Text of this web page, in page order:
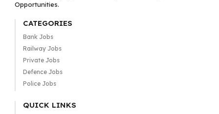
Opportunities.
CATEGORIES
Bank Jobs
Railway Jobs
Private Jobs
Defence Jobs
Police Jobs
QUICK LINKS